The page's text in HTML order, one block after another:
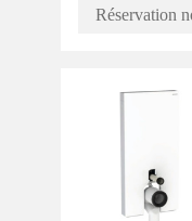
Réservation